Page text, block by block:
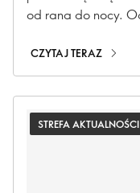
od rana do nocy.
wyrazistego
dla skóry, po
CZYTAJ TERAZ
STREFA AKTUALNOŚCI